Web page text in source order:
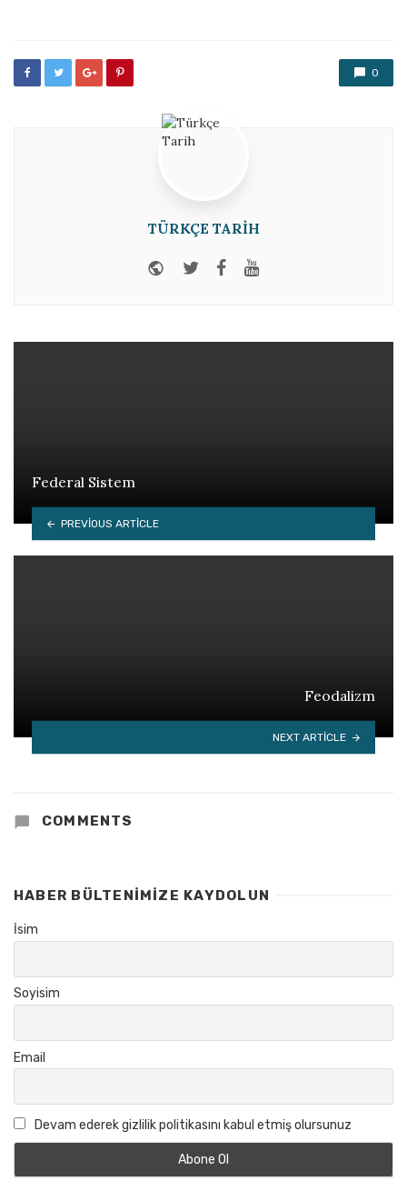
0
TÜRKÇE TARIH
Website
TwitterFacebook
Federal Sistem
PREVIOUS ARTICLE
Feodalizm
NEXT ARTICLE
COMMENTS
HABER BÜLTENIMIZE KAYDOLUN
İsim
Soyisim
Email
Devam ederek gizlilik politikasını kabul etmiş olursunuz